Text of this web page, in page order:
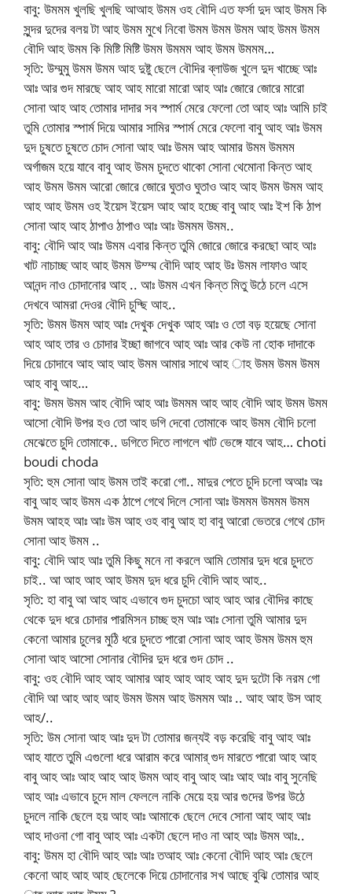
বাবু: উমমম খুলছি খুলছি আআহ উমম ওহ বৌদি এত ফর্সা দুদ আহ উমম কি
সুন্দর দুদের বলয় টা আহ উমম মুখে নিবো উমম উমম উমম আহ উমম উমম
বৌদি আহ উমম কি মিষ্টি মিষ্টি উমম উমমম আহ উমম উমমম…
সৃতি: উম্মুমু উমম উমম আহ দুষ্টু ছেলে বৌদির ব্লাউজ খুলে দুদ খাচ্ছে আঃ
আঃ আর গুদ মারছে আহ আহ মারো মারো আহ আঃ জোরে জোরে মারো
সোনা আহ আহ তোমার দাদার সব স্পার্ম মেরে ফেলো তো আহ আঃ আমি চাই
তুমি তোমার স্পার্ম দিয়ে আমার সামির স্পার্ম মেরে ফেলো বাবু আহ আঃ উমম
দুদ চুষতে চুষতে চোদ সোনা আহ আঃ উমম আহ আমার উমম উমমম
অর্গাজম হয়ে যাবে বাবু আহ উমম চুদতে থাকো সোনা থেমোনা কিন্ত আহ
আহ উমম উমম আরো জোরে জোরে ঘুতাও ঘুতাও আহ আহ উমম উমম আহ
আহ আহ উমম ওহ ইয়েস ইয়েস আহ আহ হচ্ছে বাবু আহ আঃ ইশ কি ঠাপ
সোনা আহ আহ ঠাপাও ঠাপাও আঃ আঃ উমমম উমম..
বাবু: বৌদি আহ আঃ উমম এবার কিন্ত তুমি জোরে জোরে করছো আহ আঃ
খাট নাচাচ্ছ আহ আহ উমম উম্ম্ম বৌদি আহ আহ উঃ উমম লাফাও আহ
আনন্দ নাও চোদানোর আহ .. আঃ উমম এখন কিন্ত মিতু উঠে চলে এসে
দেখবে আমরা দেওর বৌদি চুদ্ছি আহ..
সৃতি: উমম উমম আহ আঃ দেখুক দেখুক আহ আঃ ও তো বড় হয়েছে সোনা
আহ আহ তার ও চোদার ইচ্ছা জাগবে আহ আঃ আর কেউ না হোক দাদাকে
দিয়ে চোদাবে আহ আহ আহ উমম আমার সাথে আহ াহ উমম উমম উমম
আহ বাবু আহ…
বাবু: উমম উমম আহ বৌদি আহ আঃ উমমম আহ আহ বৌদি আহ উমম উমম
আসো বৌদি উপর হও তো আহ ডগি দেবো তোমাকে আহ উমম বৌদি চলো
মেঝেতে চুদি তোমাকে.. ডগিতে দিতে লাগলে খাট ভেঙ্গে যাবে আহ… choti
boudi choda
সৃতি: হুম সোনা আহ উমম তাই করো গো.. মাদুর পেতে চুদি চলো অআঃ অঃ
বাবু আহ আহ উমম এক ঠাপে গেথে দিলে সোনা আঃ উমমম উমমম উমম
উমম আহহ আঃ আঃ উম আহ ওহ বাবু আহ হা বাবু আরো ভেতরে গেথে চোদ
সোনা আহ উমম ..
বাবু: বৌদি আহ আঃ তুমি কিছু মনে না করলে আমি তোমার দুদ ধরে চুদতে
চাই.. আ আহ আহ আহ উমম দুদ ধরে চুদি বৌদি আহ আহ..
সৃতি: হা বাবু আ আহ আহ এভাবে গুদ চুদচো আহ আহ আর বৌদির কাছে
থেকে দুদ ধরে চোদার পারমিসন চাচ্ছ হুম আঃ আঃ সোনা তুমি আমার দুদ
কেনো আমার চুলের মুঠি ধরে চুদতে পারো সোনা আহ আহ উমম উমম হুম
সোনা আহ আসো সোনার বৌদির দুদ ধরে গুদ চোদ ..
বাবু: ওহ বৌদি আহ আহ আমার আহ আহ আহ আহ দুদ দুটো কি নরম গো
বৌদি আ আহ আহ আহ উমম উমম আহ উমমম আঃ .. আহ আহ উস আহ
আহ/..
সৃতি: উম সোনা আহ আঃ দুদ টা তোমার জন্যই বড় করেছি বাবু আহ আঃ
আহ যাতে তুমি এগুলো ধরে আরাম করে আমার্ গুদ মারতে পারো আহ আহ
বাবু আহ আঃ আহ আহ আহ উমম আহ বাবু আহ আঃ আহ আঃ বাবু সুনেছি
আহ আঃ এভাবে চুদে মাল ফেললে নাকি মেয়ে হয় আর গুদের উপর উঠে
চুদলে নাকি ছেলে হয় আহ আঃ আমাকে ছেলে দেবে সোনা আহ আহ আঃ
আহ দাওনা গো বাবু আহ আঃ একটা ছেলে দাও না আহ আঃ উমম আঃ..
বাবু: উমম হা বৌদি আহ আঃ আঃ তআহ আঃ কেনো বৌদি আহ আঃ ছেলে
কেনো আহ আহ আহ ছেলেকে দিয়ে চোদানোর সখ আছে বুঝি তোমার আহ